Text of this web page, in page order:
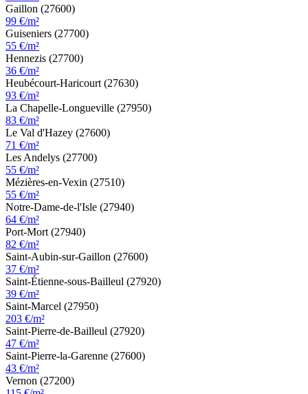
Gaillon (27600)
99 €/m²
Guiseniers (27700)
55 €/m²
Hennezis (27700)
36 €/m²
Heubécourt-Haricourt (27630)
93 €/m²
La Chapelle-Longueville (27950)
83 €/m²
Le Val d'Hazey (27600)
71 €/m²
Les Andelys (27700)
55 €/m²
Mézières-en-Vexin (27510)
55 €/m²
Notre-Dame-de-l'Isle (27940)
64 €/m²
Port-Mort (27940)
82 €/m²
Saint-Aubin-sur-Gaillon (27600)
37 €/m²
Saint-Étienne-sous-Bailleul (27920)
39 €/m²
Saint-Marcel (27950)
203 €/m²
Saint-Pierre-de-Bailleul (27920)
47 €/m²
Saint-Pierre-la-Garenne (27600)
43 €/m²
Vernon (27200)